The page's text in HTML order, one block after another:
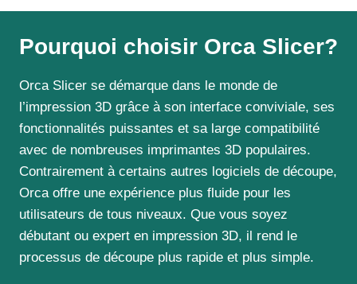
Pourquoi choisir Orca Slicer?
Orca Slicer se démarque dans le monde de
l’impression 3D grâce à son interface conviviale, ses
fonctionnalités puissantes et sa large compatibilité
avec de nombreuses imprimantes 3D populaires.
Contrairement à certains autres logiciels de découpe,
Orca offre une expérience plus fluide pour les
utilisateurs de tous niveaux. Que vous soyez
débutant ou expert en impression 3D, il rend le
processus de découpe plus rapide et plus simple.